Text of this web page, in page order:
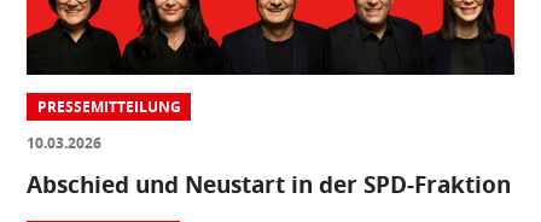
PRESSEMITTEILUNG
10.03.2026
Abschied und Neustart in der SPD-Fraktion